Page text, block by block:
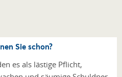
Sie schon?
es als lästige Pflicht,